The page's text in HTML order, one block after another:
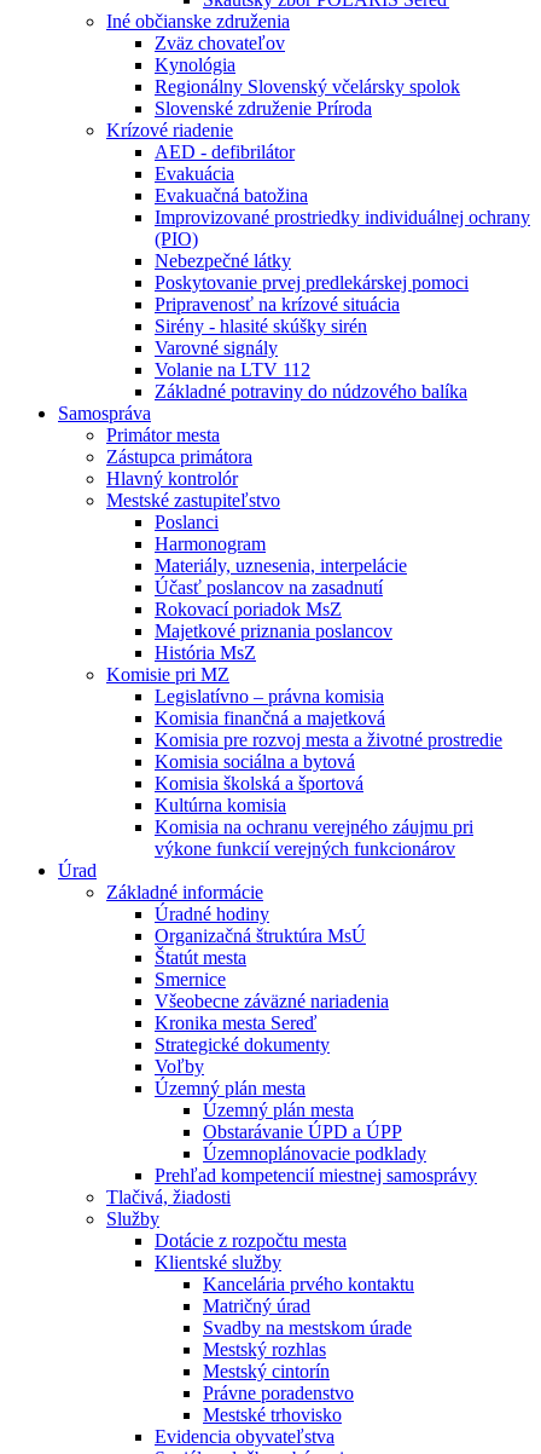
Iné občianske združenia
Zväz chovateľov
Kynológia
Regionálny Slovenský včelársky spolok
Slovenské združenie Príroda
Krízové riadenie
AED - defibrilátor
Evakuácia
Evakuačná batožina
Improvizované prostriedky individuálnej ochrany
(PIO)
Nebezpečné látky
Poskytovanie prvej predlekárskej pomoci
Pripravenosť na krízové situácia
Sirény - hlasité skúšky sirén
Varovné signály
Volanie na LTV 112
Základné potraviny do núdzového balíka
Samospráva
Primátor mesta
Zástupca primátora
Hlavný kontrolór
Mestské zastupiteľstvo
Poslanci
Harmonogram
Materiály, uznesenia, interpelácie
Účasť poslancov na zasadnutí
Rokovací poriadok MsZ
Majetkové priznania poslancov
História MsZ
Komisie pri MZ
Legislatívno – právna komisia
Komisia finančná a majetková
Komisia pre rozvoj mesta a životné prostredie
Komisia sociálna a bytová
Komisia školská a športová
Kultúrna komisia
Komisia na ochranu verejného záujmu pri
výkone funkcií verejných funkcionárov
Úrad
Základné informácie
Úradné hodiny
Organizačná štruktúra MsÚ
Štatút mesta
Smernice
Všeobecne záväzné nariadenia
Kronika mesta Sereď
Strategické dokumenty
Voľby
Územný plán mesta
Územný plán mesta
Obstarávanie ÚPD a ÚPP
Územnoplánovacie podklady
Prehľad kompetencií miestnej samosprávy
Tlačivá, žiadosti
Služby
Dotácie z rozpočtu mesta
Klientské služby
Kancelária prvého kontaktu
Matričný úrad
Svadby na mestskom úrade
Mestský rozhlas
Mestský cintorín
Právne poradenstvo
Mestské trhovisko
Evidencia obyvateľstva